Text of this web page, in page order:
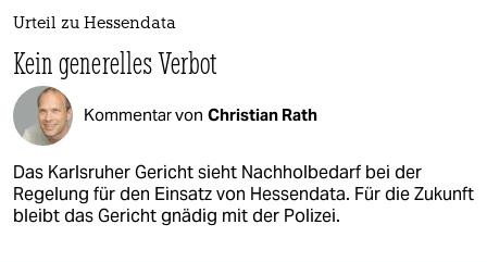
Urteil zu Hessendata
Kein generelles Verbot
Kommentar von Christian Rath
Das Karlsruher Gericht sieht Nachholbedarf bei der
Regelung für den Einsatz von Hessendata. Für die Zukunft
bleibt das Gericht gnädig mit der Polizei.